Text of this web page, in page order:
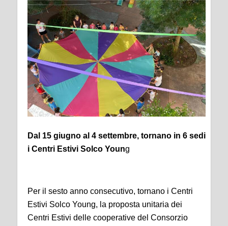
Dal 15 giugno al 4 settembre, tornano in 6 sedi
i Centri Estivi Solco Young
Per il sesto anno consecutivo, tornano i Centri
Estivi Solco Young, la proposta unitaria dei
Centri Estivi delle cooperative del Consorzio